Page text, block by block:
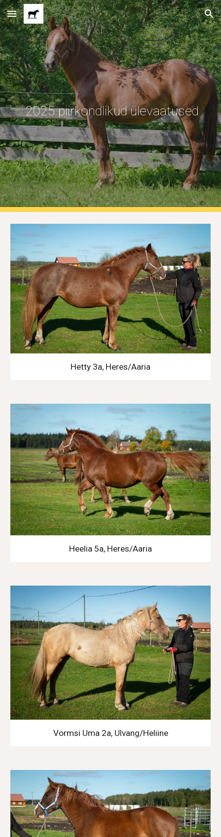
Skip to main content Skip to navigation
2025 piirkondlikud ülevaatused
Hetty 3a, Heres/Aaria
Heelia 5a, Heres/Aaria
Vormsi Uma 2a, Ulvang/Heliine